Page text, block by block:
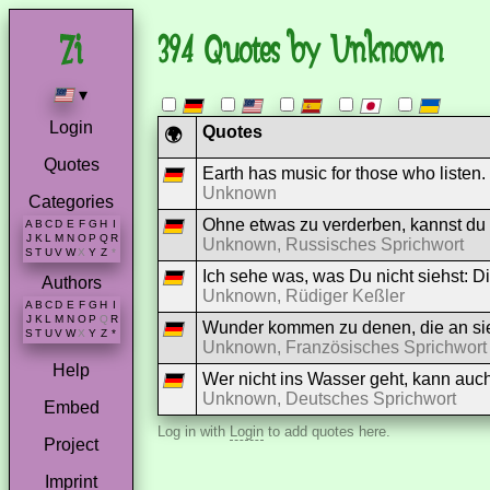
▾
Login
Quotes
Categories
A B C D E F G H I
J K L M N O P Q R
S T U V W X Y Z *
Authors
A B C D E F G H
J K L M N O P Q R
S T U V W X Y Z *
Help
Embed
Project
Imprint
394 Quotes by Unknown
🌍 Quotes
Earth has music for those who listen.
Unknown
Ohne etwas zu verderben, kannst
Unknown, Russisches Sprichwort
Ich sehe was, was Du nicht siehst:
Unknown, Rüdiger Keßler
Wunder kommen zu denen, die an
Unknown, Französisches Sprichwort
Wer nicht ins Wasser geht, kann
Unknown, Deutsches Sprichwort
Log in withLoginto add quotes here.